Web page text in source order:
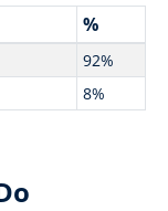
%
92%
8%